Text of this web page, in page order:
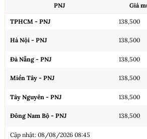
PNJ Giá
TPHCM - PNJ 138,500
Hà Nội - PNJ 138,500
Đà Nẵng - PNJ 138,500
Miền Tây - PNJ 138,500
Tây Nguyên - PNJ 138,500
Đông Nam Bộ - PNJ 138,500
Cập nhật: 08/08/2026 08:45